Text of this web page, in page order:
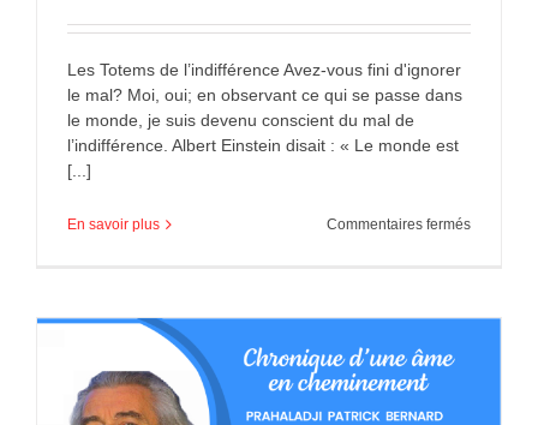
Les Totems de l’indifférence Avez-vous fini d'ignorer
le mal? Moi, oui; en observant ce qui se passe dans
le monde, je suis devenu conscient du mal de
l’indifférence. Albert Einstein disait : « Le monde est
[...]
En savoir plus Commentaires ferméssur